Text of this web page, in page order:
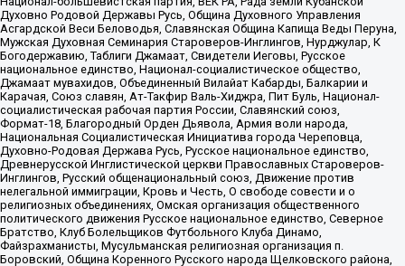
Духовно Родовой Державы Русь, Община Духовного Управления
Асгардской Веси Беловодья, Славянская Община Капища Веды Перуна,
Мужская Духовная Семинария Староверов-Инглингов, Нурджулар, К
Богодержавию, Таблиги Джамаат, Свидетели Иеговы, Русское
национальное единство, Национал-социалистическое общество,
Джамаат мувахидов, Объединенный Вилайат Кабарды, Балкарии и
Карачая, Союз славян, Ат-Такфир Валь-Хиджра, Пит Буль, Национал-
социалистическая рабочая партия России, Славянский союз,
Формат-18, Благородный Орден Дьявола, Армия воли народа,
Национальная Социалистическая Инициатива города Череповца,
Духовно-Родовая Держава Русь, Русское национальное единство,
Древнерусской Инглистической церкви Православных Староверов-
Инглингов, Русский общенациональный союз, Движение против
нелегальной иммиграции, Кровь и Честь, О свободе совести и о
религиозных объединениях, Омская организация общественного
политического движения Русское национальное единство, Северное
Братство, Клуб Болельщиков Футбольного Клуба Динамо,
Файзрахманисты, Мусульманская религиозная организация п.
Боровский, Община Коренного Русского народа Щелковского района,